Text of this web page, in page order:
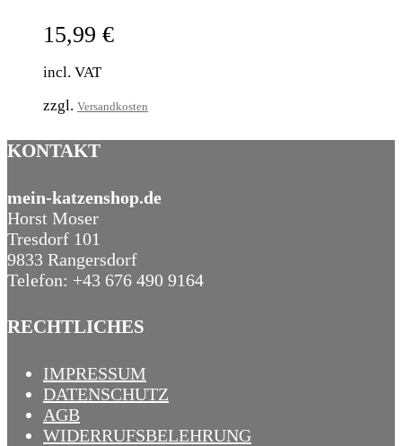
15,99 €
incl. VAT
zzgl. Versandkosten
KONTAKT
mein-katzenshop.de
Horst Moser
Tresdorf 101
9833 Rangersdorf
Telefon: +43 676 490 9164
RECHTLICHES
IMPRESSUM
DATENSCHUTZ
AGB
WIDERRUFSBELEHRUNG